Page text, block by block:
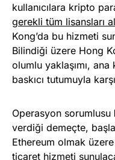
kullanıcılara kripto
gerekli tüm lisansları
Kong’da bu hizmeti
Bilindiği üzere Hong
olumlu yaklaşımı, ana
baskıcı tutumuyla
Operasyon sorumlusu
verdiği demeçte,
Ethereum olmak
ticaret hizmeti